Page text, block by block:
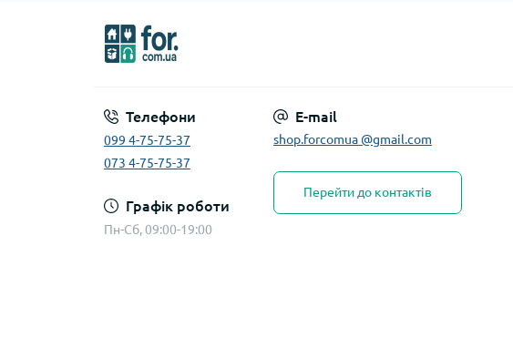
Телефони
099 4-75-75-37
073 4-75-75-37
Графік роботи
Пн-Сб, 09:00-19:00
E-mail
shop.forcomua @gmail.com
Перейти до контактів